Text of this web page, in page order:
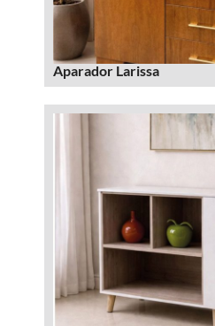
Aparador Larissa